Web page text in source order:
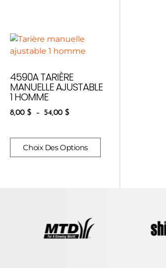
4590A TARIÈRE
MANUELLE AJUSTABLE
1 HOMME
8,00 $ – 54,00 $
Choix Des Options